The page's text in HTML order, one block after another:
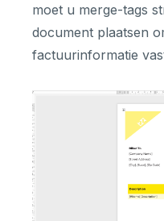
moet u merge-tags
document plaatsen
factuurinformatie